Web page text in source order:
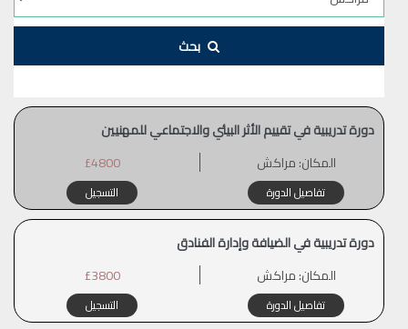
بحث
دورة تدريبية في تقييم الأثر البيئي والاجتماعي للمهنيين
المكان:مراكش £4800
تفاصيل الدورة التسجيل
دورة تدريبية في الضيافة وإدارة الفنادق
المكان:مراكش £3800
تفاصيل الدورة التسجيل